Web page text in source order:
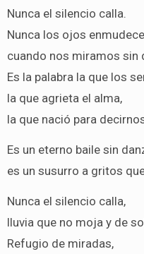
Nunca el silencio calla.
Nunca los ojos
cuando nos miramos sin
Es la palabra la que los
la que agrieta el alma,
la que nació para
Es un eterno baile sin
es un susurro a gritos
Nunca el silencio calla,
lluvia que no moja y de
Refugio de miradas,